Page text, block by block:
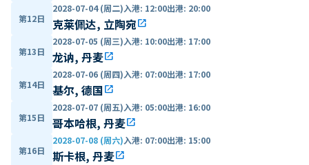
第12日
2028-07-04 (周二)入港: 12:00出港: 20:00
克莱佩达, 立陶宛open_in_new
第13日
2028-07-05 (周三)入港: 10:00出港: 17:00
龙讷, 丹麦open_in_new
第14日
2028-07-06 (周四)入港: 07:00出港: 17:00
基尔, 德国open_in_new
第15日
2028-07-07 (周五)入港: 05:00出港: 16:00
哥本哈根, 丹麦open_in_new
第16日
2028-07-08 (周六)入港: 07:00出港: 15:00
斯卡根, 丹麦open_in_new